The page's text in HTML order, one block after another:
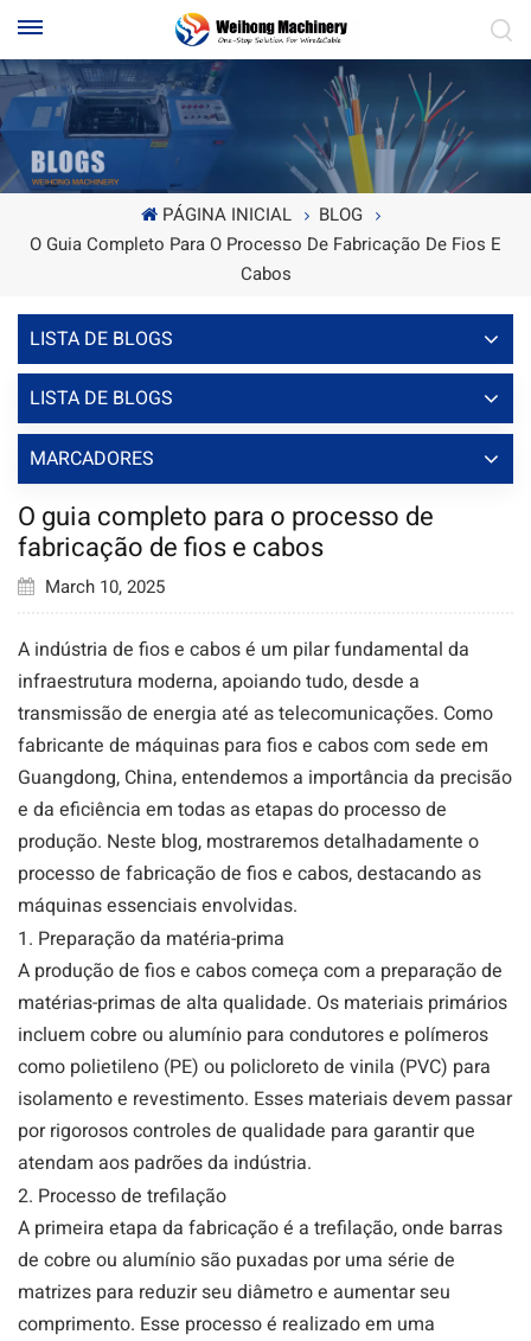
PÁGINA INICIAL
BLOG
O Guia Completo Para O Processo De Fabricação De Fios E
Cabos
LISTA DE BLOGS
LISTA DE BLOGS
MARCADORES
O guia completo para o processo de
fabricação de fios e cabos
March 10, 2025
A indústria de fios e cabos é um pilar fundamental da
infraestrutura moderna, apoiando tudo, desde a
transmissão de energia até as telecomunicações. Como
fabricante de máquinas para fios e cabos com sede em
Guangdong, China, entendemos a importância da precisão
e da eficiência em todas as etapas do processo de
produção. Neste blog, mostraremos detalhadamente o
processo de fabricação de fios e cabos, destacando as
máquinas essenciais envolvidas.
1. Preparação da matéria-prima
A produção de fios e cabos começa com a preparação de
matérias-primas de alta qualidade. Os materiais primários
incluem cobre ou alumínio para condutores e polímeros
como polietileno (PE) ou policloreto de vinila (PVC) para
isolamento e revestimento. Esses materiais devem passar
por rigorosos controles de qualidade para garantir que
atendam aos padrões da indústria.
2. Processo de trefilação
A primeira etapa da fabricação é a trefilação, onde barras
de cobre ou alumínio são puxadas por uma série de
matrizes para reduzir seu diâmetro e aumentar seu
comprimento. Esse processo é realizado em uma